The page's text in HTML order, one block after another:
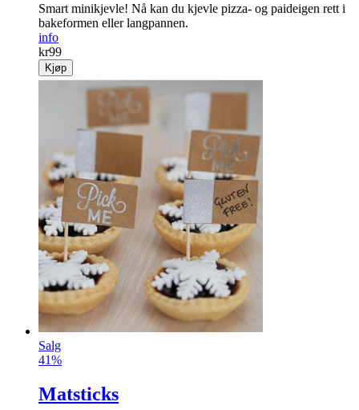
Smart minikjevle! Nå kan du kjevle pizza- og paideigen rett i
bakeformen eller langpannen.
info
kr99
Kjøp
Salg
41%
Matsticks